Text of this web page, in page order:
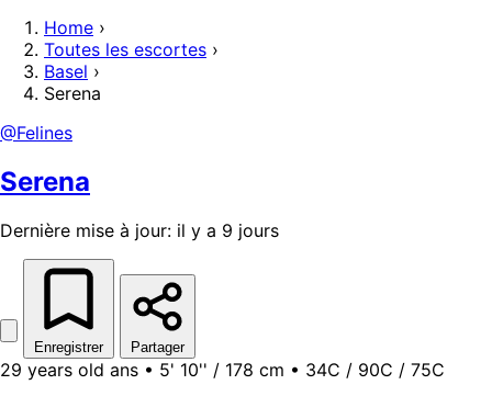
Home ›
Toutes les escortes ›
Basel ›
Serena
@Felines
Serena
Dernière mise à jour: il y a 9 jours
Enregistrer Partager
29 years old ans • 5' 10'' / 178 cm • 34C / 90C / 75C